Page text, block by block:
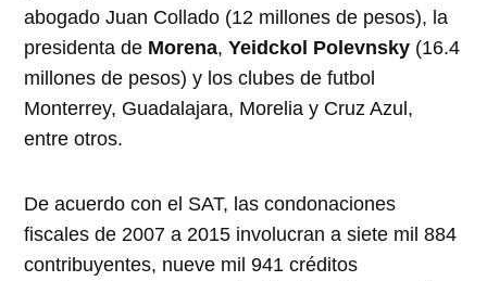
abogado Juan Collado (12 millones de pesos), la
presidenta de Morena,Yeidckol Polevnsky (16.4
millones de pesos) y los clubes de futbol
Monterrey, Guadalajara, Morelia y Cruz Azul,
entre otros.
De acuerdo con el SAT, las condonaciones
fiscales de 2007 a 2015 involucran a siete mil 884
contribuyentes, nueve mil 941 créditos